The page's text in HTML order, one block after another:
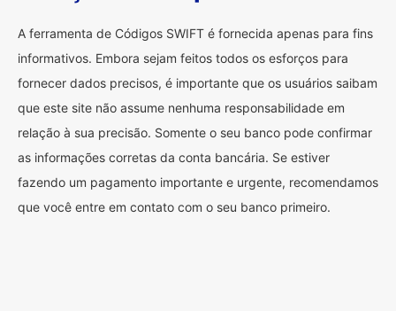
A ferramenta de Códigos SWIFT é fornecida apenas para fins
informativos. Embora sejam feitos todos os esforços para
fornecer dados precisos, é importante que os usuários saibam
que este site não assume nenhuma responsabilidade em
relação à sua precisão. Somente o seu banco pode confirmar
as informações corretas da conta bancária. Se estiver
fazendo um pagamento importante e urgente, recomendamos
que você entre em contato com o seu banco primeiro.